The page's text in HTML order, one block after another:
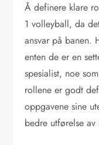
Å definere klare
1 volleyball, da
ansvar på banen.
enten de er en
spesialist, noe
rollene er godt
oppgavene sine
bedre utførelse av